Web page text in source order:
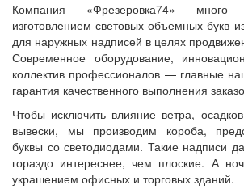
Компания «Фрезеровка74» много
изготовлением световых объемных букв
для наружных надписей в целях
Современное оборудование,
коллектив профессионалов — главные
гарантия качественного выполнения
Чтобы исключить влияние ветра,
вывески, мы производим короба,
буквы со светодиодами. Такие надписи
гораздо интереснее, чем плоские. А
украшением офисных и торговых зданий.